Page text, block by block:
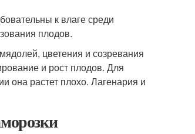
к влаге среди
плодов.
цветения и созревания
и рост плодов. Для
она растет плохо. Лагенария и